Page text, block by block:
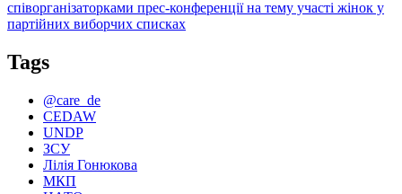
запис:
співорганізаторками прес-конференції на тему участі жінок у
партійних виборчих списках
Tags
@care_de
CEDAW
UNDP
ЗСУ
Лілія Гонюкова
МКП